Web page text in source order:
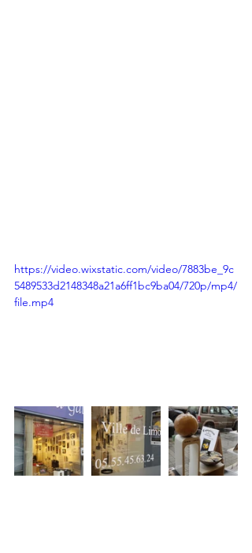
https://video.wixstatic.com/video/7883be_9c
5489533d2148348a21a6ff1bc9ba04/720p/mp4/
file.mp4